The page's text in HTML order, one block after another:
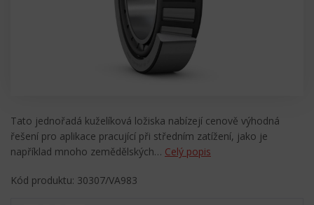
Tato jednořadá kuželíková ložiska nabízejí cenově výhodná
řešení pro aplikace pracující při středním zatížení, jako je
například mnoho zemědělských… Celý popis
Kód produktu: 30307/VA983